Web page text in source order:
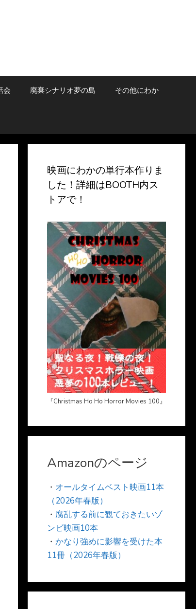
会 廃棄シナリオ夢の島 その他にわか
映画にわかの単行本作りま
した！詳細はBOOTH内ス
トアで！
『Christmas Ho Ho Horror Movies 100』
Amazonのページ
・ オールタイムベスト映画11本
（2026年春版）
・ 腐乱する前に観ておきたいゾ
ンビ映画10本
・ かなり強めに影響を受けた本
11冊（2026年春版）